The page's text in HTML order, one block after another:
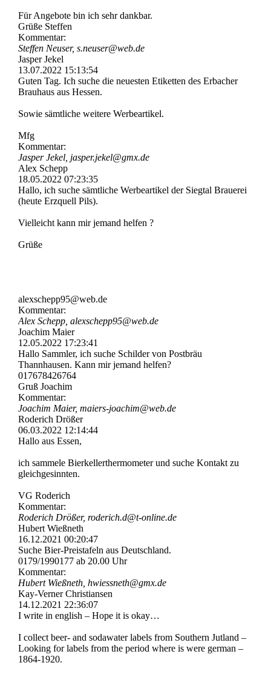
Für Angebote bin ich sehr dankbar.
Grüße Steffen
Kommentar:
Steffen Neuser, s.neuser@web.de
Jasper Jekel
13.07.2022 15:13:54
Guten Tag. Ich suche die neuesten Etiketten des Erbacher
Brauhaus aus Hessen.
Sowie sämtliche weitere Werbeartikel.
Mfg
Kommentar:
Jasper Jekel, jasper.jekel@gmx.de
Alex Schepp
18.05.2022 07:23:35
Hallo, ich suche sämtliche Werbeartikel der Siegtal Brauerei
(heute Erzquell Pils).
Vielleicht kann mir jemand helfen ?
Grüße
alexschepp95@web.de
Kommentar:
Alex Schepp, alexschepp95@web.de
Joachim Maier
12.05.2022 17:23:41
Hallo Sammler, ich suche Schilder von Postbräu
Thannhausen. Kann mir jemand helfen?
017678426764
Gruß Joachim
Kommentar:
Joachim Maier, maiers-joachim@web.de
Roderich Drößer
06.03.2022 12:14:44
Hallo aus Essen,
ich sammele Bierkellerthermometer und suche Kontakt zu
gleichgesinnten.
VG Roderich
Kommentar:
Roderich Drößer, roderich.d@t-online.de
Hubert Wießneth
16.12.2021 00:20:47
Suche Bier-Preistafeln aus Deutschland.
0179/1990177 ab 20.00 Uhr
Kommentar:
Hubert Wießneth, hwiessneth@gmx.de
Kay-Verner Christiansen
14.12.2021 22:36:07
I write in english – Hope it is okay…
I collect beer- and sodawater labels from Southern Jutland –
Looking for labels from the period where is were german –
1864-1920.